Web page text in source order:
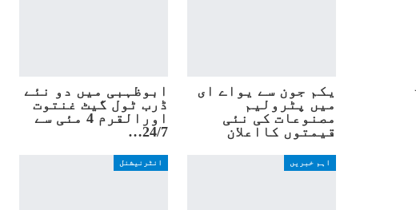
یکم جون سے یواے ای
میں پٹرولیم
مصنوعات کی نئی
قیمتوں کااعلان
ابوظہبی میں دو نئے
ڈرب ٹول گیٹ غنتوت
اورالقرم 4 مئی سے
24/7…
اہم خبریں انٹرنیشنل